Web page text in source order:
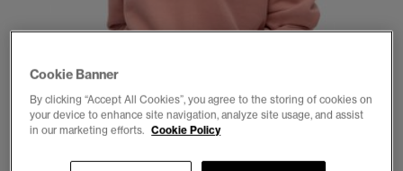
Cookie Banner
By clicking “Accept All Cookies”, you agree to the storing of cookies on
your device to enhance site navigation, analyze site usage, and assist
in our marketing efforts. Cookie Policy